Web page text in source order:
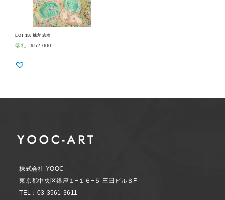
LOT 150 棟方 志功
落札 ：¥52,000
株式会社 YOOC
東京都中央区銀座１−１６−５ 三田ビル８F
TEL：03-3561-3611